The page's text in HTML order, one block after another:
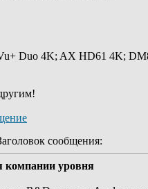
Duo 4K; AX HD61 4K;
сообщения:
компании уровня